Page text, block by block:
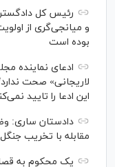
رئیس کل
و میانجی‌گری از
بوده است
ادعای نماینده
لاریجانی» صحت
این ادعا را تایید
دادستان ساری:
مقابله با تخریب
یک محکوم به